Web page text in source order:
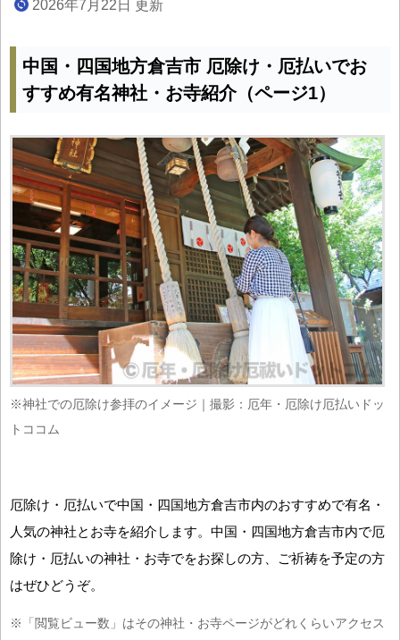
2026年7月22日 更新
中国・四国地方倉吉市 厄除け・厄払いでお
すすめ有名神社・お寺紹介（ページ1）
※神社での厄除け参拝のイメージ｜撮影：厄年・厄除け厄払いドッ
トココム
厄除け・厄払いで中国・四国地方倉吉市内のおすすめで有名・
人気の神社とお寺を紹介します。中国・四国地方倉吉市内で厄
除け・厄払いの神社・お寺でをお探しの方、ご祈祷を予定の方
はぜひどうぞ。
※「閲覧ビュー数」はその神社・お寺ページがどれくらいアクセス